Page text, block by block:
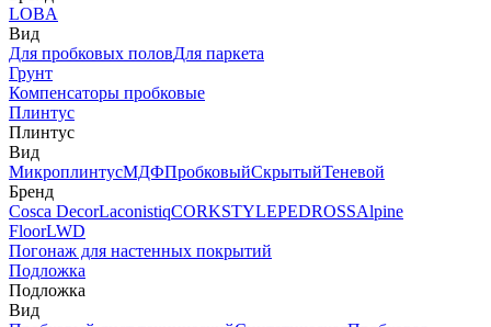
LOBA
Вид
Для пробковых половДля паркета
Грунт
Компенсаторы пробковые
Плинтус
Плинтус
Вид
МикроплинтусМДФПробковыйСкрытыйТеневой
Бренд
Cosca DecorLaconistiqCORKSTYLEPEDROSSAlpine
FloorLWD
Погонаж для настенных покрытий
Подложка
Подложка
Вид